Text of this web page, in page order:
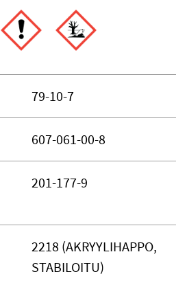
79-10-7
607-061-00-8
201-177-9
2218 (AKRYYLIHAPPO,
STABILOITU)